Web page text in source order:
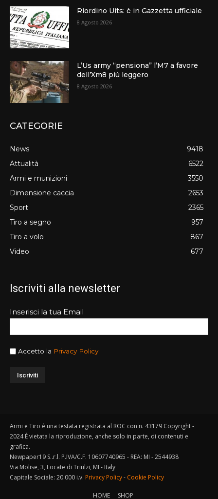
Riordino Uits: è in Gazzetta ufficiale
8 Agosto 2026
L’Us army “pensiona” l’M7 a favore
dell’Xm8 più leggero
8 Agosto 2026
CATEGORIE
News
9418
Attualità
6522
Armi e munizioni
3550
Dimensione caccia
2653
Sport
2365
Tiro a segno
957
Tiro a volo
867
Video
677
Iscriviti alla newsletter
Inserisci la tua Email
Accetto la Privacy Policy
Armi e Tiro è una testata registrata al ROC con n. 43179 Copyright -
2024 È vietata la riproduzione, anche solo in parte, di contenuti e
grafica.
Newpaper19 S..r.l. P.IVA/C.F. 10607740965 - REA: MI - 2544938
Via Molise, 3, Locate di Triulzi, MI - Italy
Capitale Sociale: 20.000 i.v. Privacy Policy- Cookie Policy
HOME SHOP